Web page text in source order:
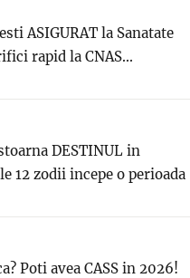
ASIGURAT la Sanatate
rapid la CNAS...
DESTINUL in
12 zodii incepe o perioada
Poti avea CASS in 2026!